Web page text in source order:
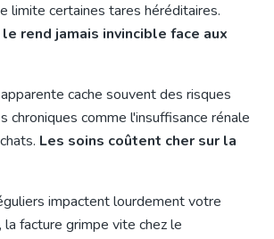
limite certaines tares héréditaires.
rend jamais invincible face aux
cache souvent des risques
chroniques comme l'insuffisance rénale
Les soins coûtent cher sur la
impactent lourdement votre
la facture grimpe vite chez le